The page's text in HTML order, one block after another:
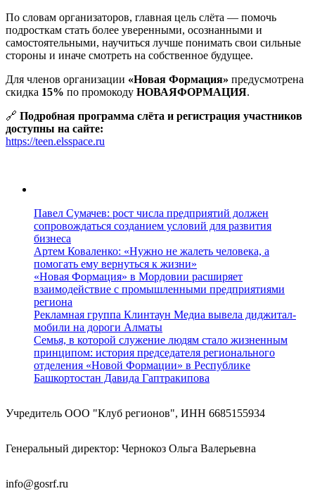
По словам организаторов, главная цель слёта — помочь
подросткам стать более уверенными, осознанными и
самостоятельными, научиться лучше понимать свои сильные
стороны и иначе смотреть на собственное будущее.
Для членов организации «Новая Формация» предусмотрена
скидка 15% по промокоду НОВАЯФОРМАЦИЯ.
🔗 Подробная программа слёта и регистрация участников
доступны на сайте:
https://teen.elsspace.ru
Павел Сумачев: рост числа предприятий должен
сопровождаться созданием условий для развития
бизнеса
Артем Коваленко: «Нужно не жалеть человека, а
помогать ему вернуться к жизни»
«Новая Формация» в Мордовии расширяет
взаимодействие с промышленными предприятиями
региона
Рекламная группа Клинтаун Медиа вывела диджитал-
мобили на дороги Алматы
Семья, в которой служение людям стало жизненным
принципом: история председателя регионального
отделения «Новой Формации» в Республике
Башкортостан Давида Гаптракипова
Учредитель ООО "Клуб регионов", ИНН 6685155934
Генеральный директор: Чернокоз Ольга Валерьевна
info@gosrf.ru